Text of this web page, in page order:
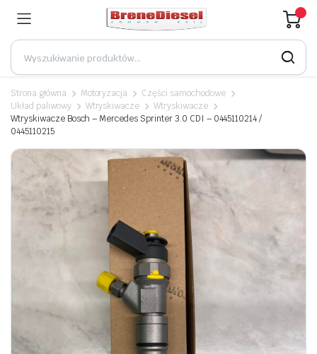
Strona główna Motoryzacja
Części samochodowe
Układ paliwowy
Wtryskiwacze
Wtryskiwacze
Wtryskiwacze Bosch – Mercedes Sprinter 3.0 CDI – 0445110214 /
0445110215